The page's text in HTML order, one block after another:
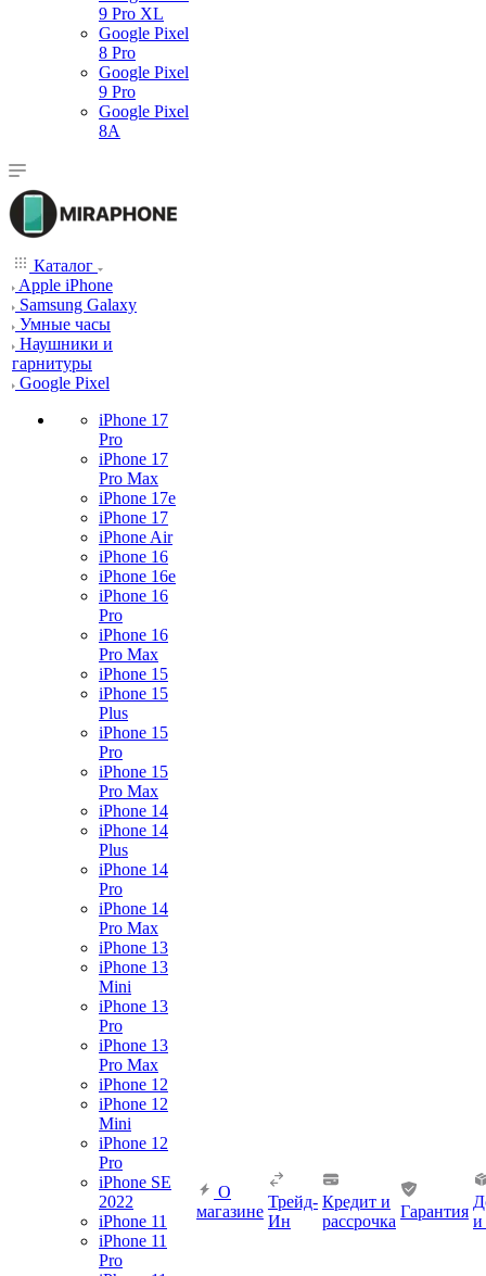
9 Pro XL
Google Pixel
8 Pro
Google Pixel
9 Pro
Google Pixel
8A
Каталог
Apple iPhone
Samsung Galaxy
Умные часы
Наушники и
гарнитуры
Google Pixel
iPhone 17
Pro
iPhone 17
Pro Max
iPhone 17e
iPhone 17
iPhone Air
iPhone 16
iPhone 16e
iPhone 16
Pro
iPhone 16
Pro Max
iPhone 15
iPhone 15
Plus
iPhone 15
Pro
iPhone 15
Pro Max
iPhone 14
iPhone 14
Plus
iPhone 14
Pro
iPhone 14
Pro Max
iPhone 13
iPhone 13
Mini
iPhone 13
Pro
iPhone 13
Pro Max
iPhone 12
iPhone 12
Mini
iPhone 12
Pro
iPhone SE
2022
iPhone 11
iPhone 11
Pro
О
магазине
Трейд-
Ин
Кредит и
рассрочка
Гарантия
и